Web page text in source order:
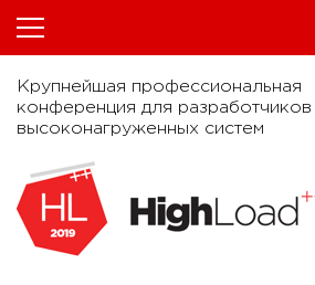
Крупнейшая профессиональная
конференция для разработчиков
высоконагруженных систем